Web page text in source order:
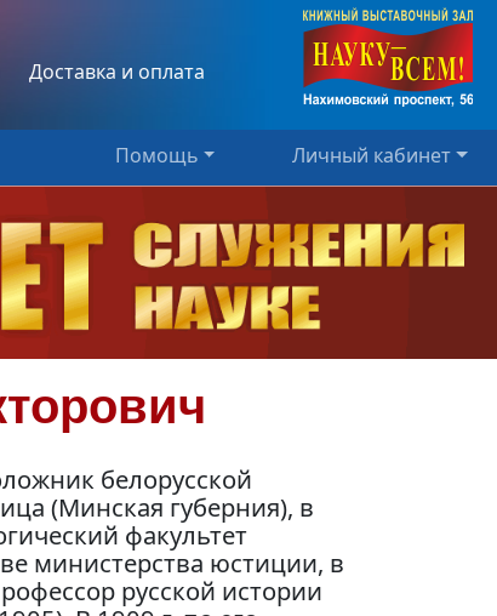
Доставка и оплата
Помощь Личный кабинет
белорусской
(Минская губерния), в
факультет
министерства юстиции, в
русской истории